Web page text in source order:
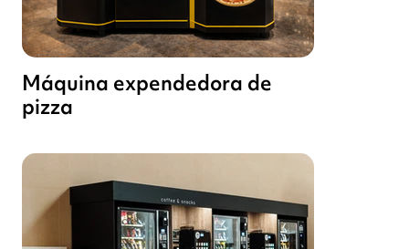
Máquina expendedora de
pizza